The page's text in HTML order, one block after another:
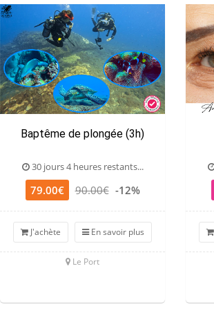
Baptême de plongée (3h)
30 jours 4 heures restants...
79.00€ 90.00€ -12%
J'achète En savoir plus
Le Port